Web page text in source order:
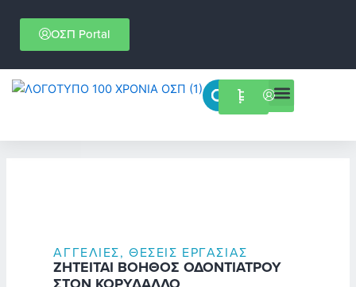
περιεχόμενο
ΟΣΠ Portal
Menu
ΑΓΓΕΛΊΕΣ,ΘΈΣΕΙΣ ΕΡΓΑΣΊΑΣ
ΖΗΤΕΙΤΑΙ ΒΟΗΘΟΣ ΟΔΟΝΤΙΑΤΡΟΥ